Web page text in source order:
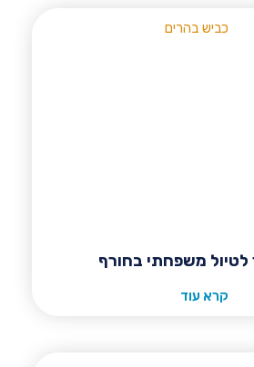
לטיול משפחתי בחורף
קרא עוד